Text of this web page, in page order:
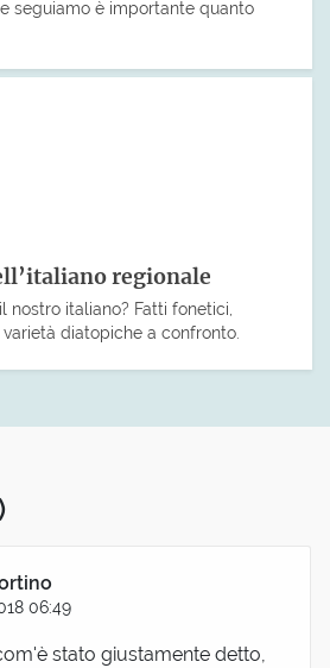
seguiamo è importante quanto
regionale
nostro italiano? Fatti fonetici,
diatopiche a confronto.
06:49
stato giustamente detto,